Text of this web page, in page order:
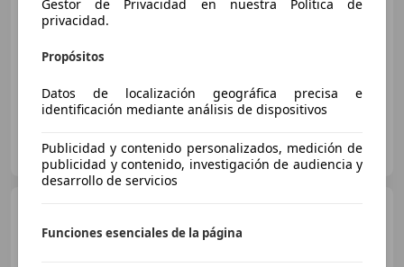
08/2006 27.597 km - Tipo de combustible -/-
NL-7776 AM SLAGHAREN
Gestor de Privacidad en nuestra Política de
privacidad.
Propósitos
Datos de localización geográfica precisa e
identificación mediante análisis de dispositivos
Publicidad y contenido personalizados, medición de
publicidad y contenido, investigación de audiencia y
desarrollo de servicios
Funciones esenciales de la página